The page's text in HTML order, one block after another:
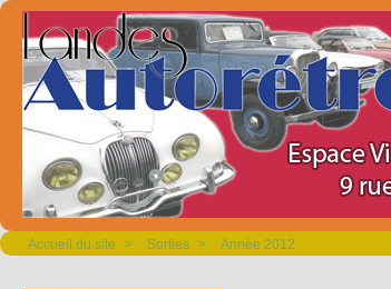
Accueil du site > Sorties > Année 2012